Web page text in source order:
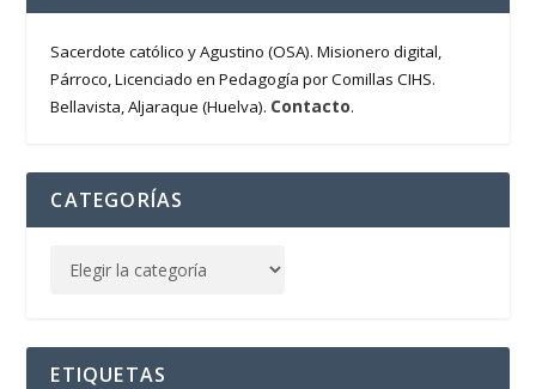
Sacerdote católico y Agustino (OSA). Misionero digital,
Párroco, Licenciado en Pedagogía por Comillas CIHS.
Bellavista, Aljaraque (Huelva). Contacto.
CATEGORÍAS
ETIQUETAS